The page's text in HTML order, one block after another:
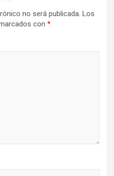
no será publicada. Los
con *